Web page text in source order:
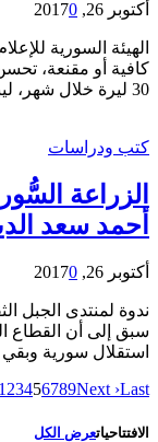
أكتوبر 26, 2017 0
الهيئة السورية
كافية أو مقنعة،
30 ليرة خلال شهر، ليبلغ اليوم 478 ليرة…
كتب ودراسات
الزراعة
أحمد سعد الدين
أكتوبر 26, 2017 0
سبق إلى أن القطاع
استقلال سورية
123456789Next ›Last »
الافتتاحياتعرض الكل